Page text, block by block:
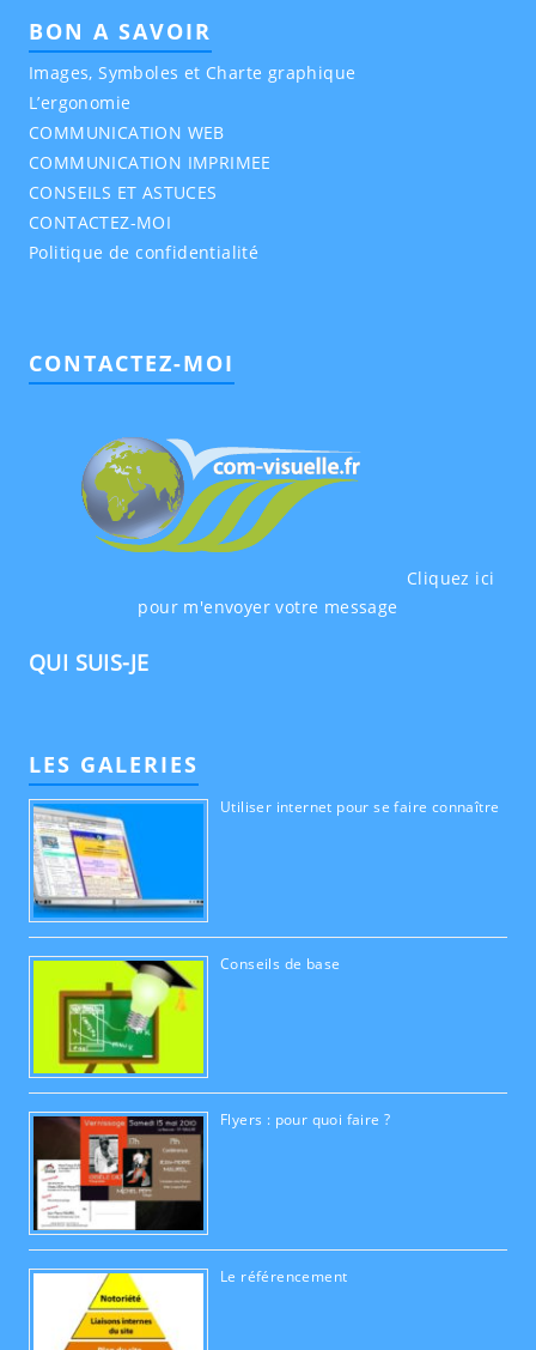
BON A SAVOIR
Images, Symboles et Charte graphique
L’ergonomie
COMMUNICATION WEB
COMMUNICATION IMPRIMEE
CONSEILS ET ASTUCES
CONTACTEZ-MOI
Politique de confidentialité
CONTACTEZ-MOI
Cliquez ici
pour m'envoyer votre message
QUI SUIS-JE
LES GALERIES
Utiliser internet pour se faire connaître
Conseils de base
Flyers : pour quoi faire ?
Le référencement